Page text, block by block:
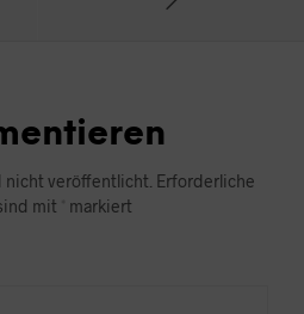
nicht veröffentlicht. Erforderliche
mit
markiert